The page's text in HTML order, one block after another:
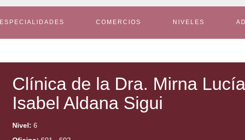
ESPECIALIDADES COMERCIOS NIVELES
Clínica de la Dra. Mirna Lucía
Isabel Aldana Sigui
Nivel: 6